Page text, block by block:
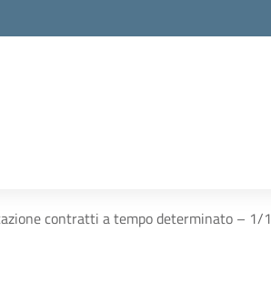
contratti a tempo determinato – 1/